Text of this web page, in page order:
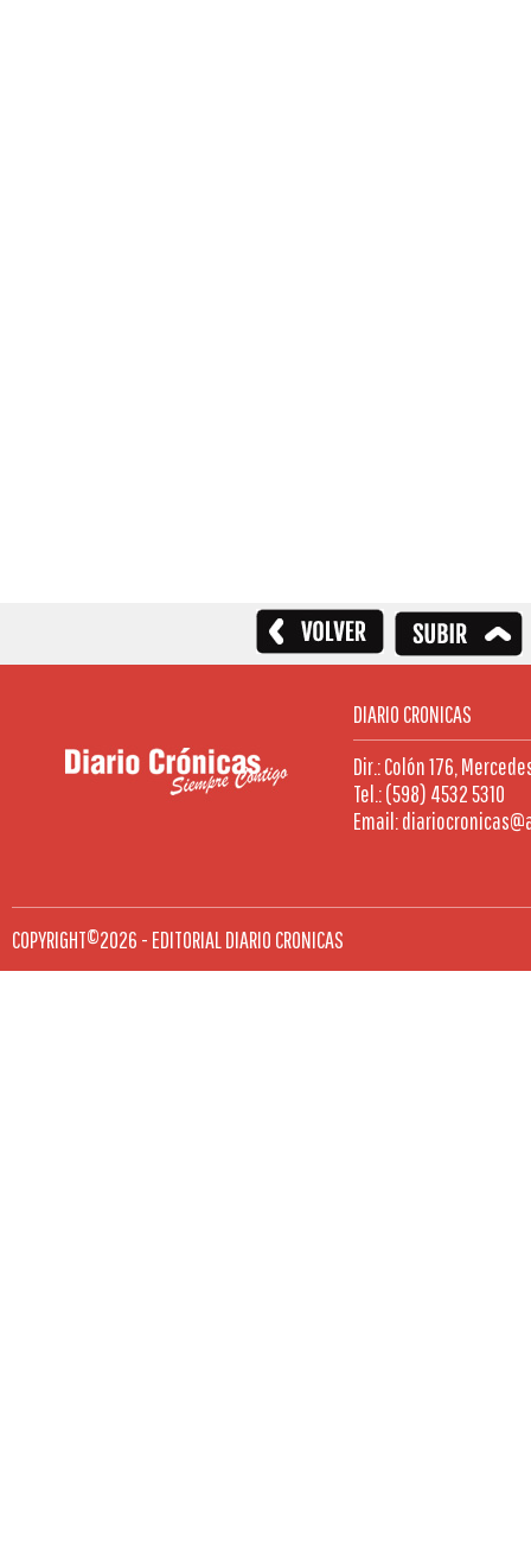
DIARIO CRONICAS
Dir.: Colón 176,
Tel.: (598) 4532 5310
Email:
COPYRIGHT©2026 - EDITORIAL DIARIO CRONICAS